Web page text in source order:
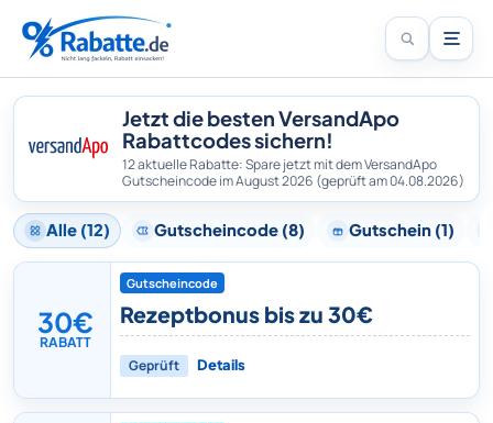
Jetzt die besten VersandApo
Rabattcodes sichern!
12 aktuelle Rabatte: Spare jetzt mit dem VersandApo
Gutscheincode im August 2026 (geprüft am 04.08.2026)
Alle (12) Gutscheincode (8) Gutschein (1)
30€
RABATT
Gutscheincode
Rezeptbonus bis zu 30€
Geprüft Details